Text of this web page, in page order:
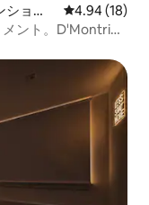
ショ
レビュー18
4.94 (18)
メント。D'Montrio